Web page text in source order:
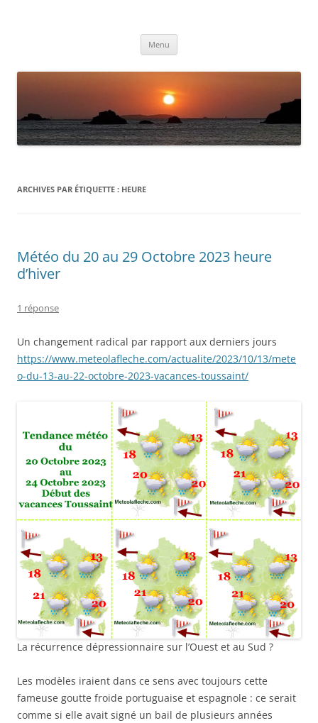
Menu
ARCHIVES PAR ÉTIQUETTE : HEURE
Météo du 20 au 29 Octobre 2023 heure
d’hiver
1 réponse
Un changement radical par rapport aux derniers jours
https://www.meteolafleche.com/actualite/2023/10/13/mete
o-du-13-au-22-octobre-2023-vacances-toussaint/
La récurrence dépressionnaire sur l’Ouest et au Sud ?
Les modèles iraient dans ce sens avec toujours cette
fameuse goutte froide portuguaise et espagnole : ce serait
comme si elle avait signé un bail de plusieurs années